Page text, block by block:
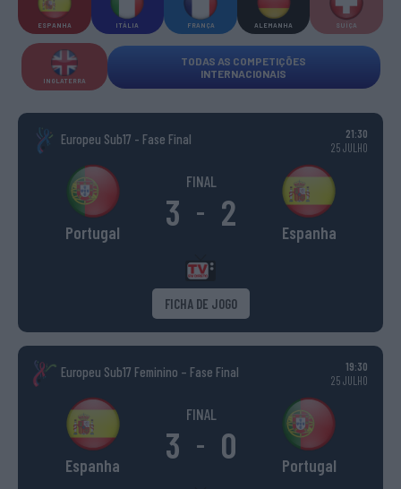
ESPANHA ITÁLIA FRANÇA ALEMANHA SUÍÇA
INGLATERRA
TODAS AS COMPETIÇÕES
INTERNACIONAIS
Europeu Sub17 - Fase Final
21:30
25 JULHO
Portugal
FINAL
3 - 2 Espanha
FICHA DE JOGO
Europeu Sub17 Feminino – Fase Final
19:30
25 JULHO
Espanha
FINAL
3 - 0 Portugal